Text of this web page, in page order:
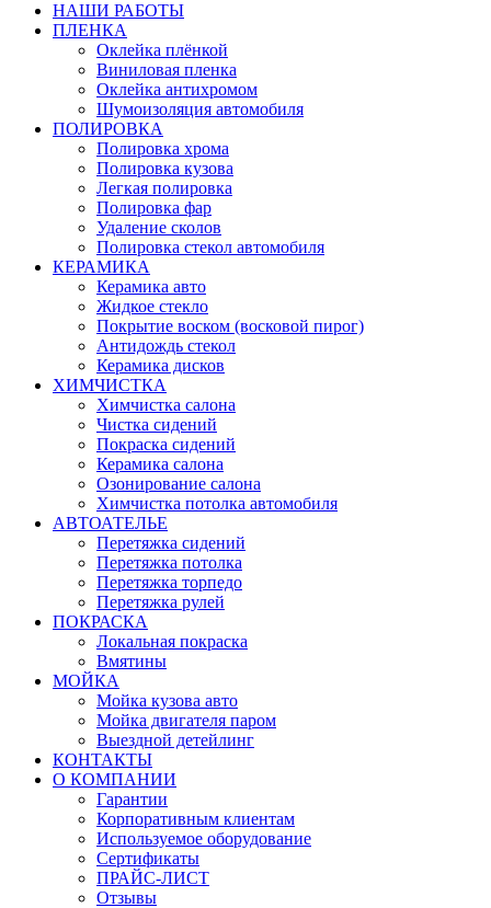
НАШИ РАБОТЫ
ПЛЕНКА
Оклейка плёнкой
Виниловая пленка
Оклейка антихромом
Шумоизоляция автомобиля
ПОЛИРОВКА
Полировка хрома
Полировка кузова
Легкая полировка
Полировка фар
Удаление сколов
Полировка стекол автомобиля
КЕРАМИКА
Керамика авто
Жидкое стекло
Покрытие воском (восковой пирог)
Антидождь стекол
Керамика дисков
ХИМЧИСТКА
Химчистка салона
Чистка сидений
Покраска сидений
Керамика салона
Озонирование салона
Химчистка потолка автомобиля
АВТОАТЕЛЬЕ
Перетяжка сидений
Перетяжка потолка
Перетяжка торпедо
Перетяжка рулей
ПОКРАСКА
Локальная покраска
Вмятины
МОЙКА
Мойка кузова авто
Мойка двигателя паром
Выездной детейлинг
КОНТАКТЫ
О КОМПАНИИ
Гарантии
Корпоративным клиентам
Используемое оборудование
Сертификаты
ПРАЙС-ЛИСТ
Отзывы